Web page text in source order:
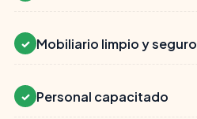
✓ Mobiliario limpio y seguro
✓ Personal capacitado